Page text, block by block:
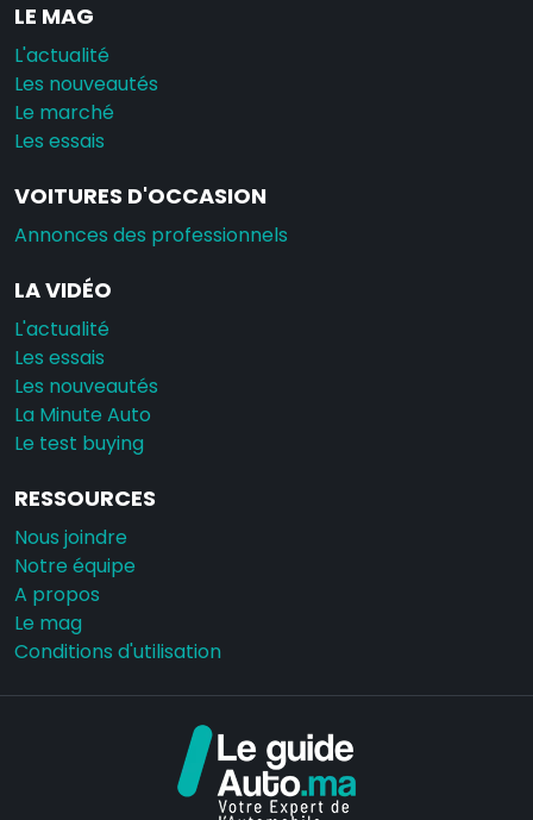
LE MAG
L'actualité
Les nouveautés
Le marché
Les essais
VOITURES D'OCCASION
Annonces des professionnels
LA VIDÉO
L'actualité
Les essais
Les nouveautés
La Minute Auto
Le test buying
RESSOURCES
Nous joindre
Notre équipe
A propos
Le mag
Conditions d'utilisation